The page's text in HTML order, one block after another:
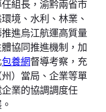
組長，渝黔兩省市
境、水利、林業、
進烏江航運高質量
協同推進機制，加
包養網督導考察，充
）當局、企業等單
業的協調調度任